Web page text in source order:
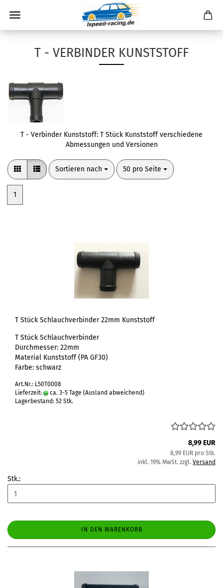
T - VERBINDER KUNSTSTOFF
T - Verbinder Kunststoff: T Stück Kunststoff verschiedene
Abmessungen und Versionen
Sortieren nach
Sortieren nach 50 pro Seite
pro Seite
1
T Stück Schlauchverbinder 22mm Kunststoff
T Stück Schlauchverbinder
Durchmesser: 22mm
Material Kunststoff (PA GF30)
Farbe: schwarz
Art.Nr.: L50T0008
Lieferzeit:
ca. 3-5 Tage (Ausland abweichend)
Lagerbestand: 52 Stk.
8,99 EUR
8,99 EUR pro Stk.
inkl. 19% MwSt. zzgl. Versand
Stk.:
IN DEN WARENKORB